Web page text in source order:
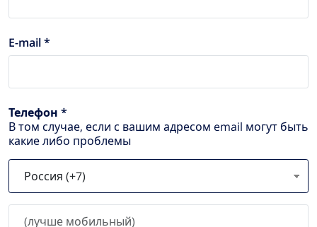
E-mail *
Телефон *
В том случае, если с вашим адресом email могут быть
какие либо проблемы